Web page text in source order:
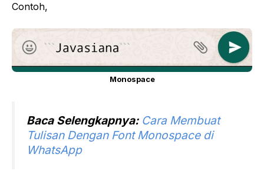
Contoh,
Monospace
Baca Selengkapnya: Cara Membuat
Tulisan Dengan Font Monospace di
WhatsApp